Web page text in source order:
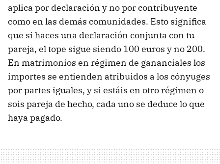
aplica por declaración y no por contribuyente
como en las demás comunidades. Esto significa
que si haces una declaración conjunta con tu
pareja, el tope sigue siendo 100 euros y no 200.
En matrimonios en régimen de gananciales los
importes se entienden atribuidos a los cónyuges
por partes iguales, y si estáis en otro régimen o
sois pareja de hecho, cada uno se deduce lo que
haya pagado.